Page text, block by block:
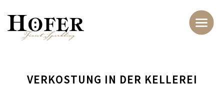
VERKOSTUNG IN DER KELLEREI